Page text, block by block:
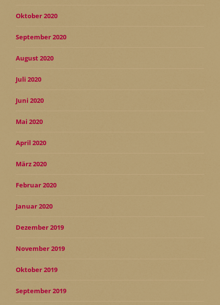
Oktober 2020
September 2020
August 2020
Juli 2020
Juni 2020
Mai 2020
April 2020
März 2020
Februar 2020
Januar 2020
Dezember 2019
November 2019
Oktober 2019
September 2019